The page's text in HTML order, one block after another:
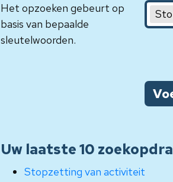
Het opzoeken gebeurt op
basis van bepaalde
sleutelwoorden.
Uw laatste 10
Stopzetting van activiteit